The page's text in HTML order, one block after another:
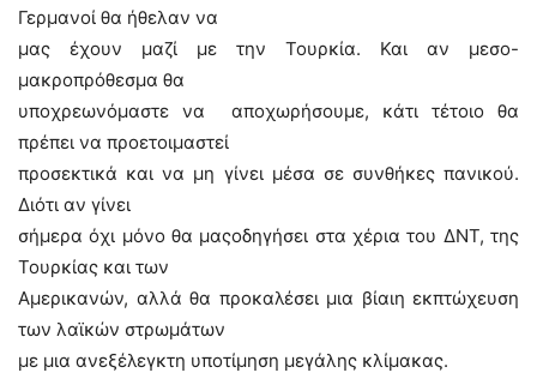
Γερμανοί θα ήθελαν να
μας έχουν μαζί με την Τουρκία. Και αν μεσο-
μακροπρόθεσμα θα
υποχρεωνόμαστε να αποχωρήσουμε, κάτι τέτοιο θα
πρέπει να προετοιμαστεί
προσεκτικά και να μη γίνει μέσα σε συνθήκες πανικού.
Διότι αν γίνει
σήμερα όχι μόνο θα μαςοδηγήσει στα χέρια του ΔΝΤ, της
Τουρκίας και των
Αμερικανών, αλλά θα προκαλέσει μια βίαιη εκπτώχευση
των λαϊκών στρωμάτων
με μια ανεξέλεγκτη υποτίμηση μεγάλης κλίμακας.